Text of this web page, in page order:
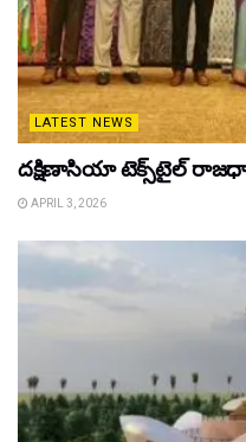
LATEST NEWS
దక్షిణాసియా టెక్స్‌టైల్
APRIL 3, 2026